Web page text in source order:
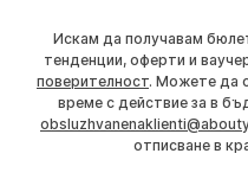
Искам да получавам
тенденции, оферти и
поверителност. Можете да
време с действие за в
отписване в